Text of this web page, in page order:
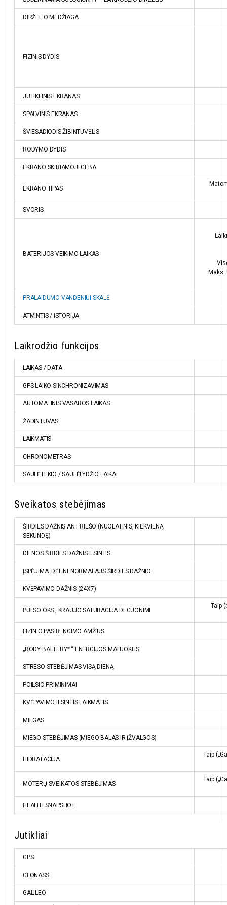
DIRŽELIO MEDŽIAGA
FIZINIS DYDIS
JUTIKLINIS EKRANAS
SPALVINIS EKRANAS
ŠVIESADIODIS ŽIBINTUVĖLIS
RODYMO DYDIS
EKRANO SKIRIAMOJI GEBA
EKRANO TIPAS
SVORIS
BATERIJOS VEIKIMO LAIKAS
Maks.
PRALAIDUMO VANDENIUI SKALĖ
ATMINTIS / ISTORIJA
Laikrodžio funkcijos
LAIKAS / DATA
GPS LAIKO SINCHRONIZAVIMAS
AUTOMATINIS VASAROS LAIKAS
ŽADINTUVAS
LAIKMATIS
CHRONOMETRAS
SAULĖTEKIO / SAULĖLYDŽIO LAIKAI
Sveikatos stebėjimas
ŠIRDIES DAŽNIS ANT RIEŠO (NUOLATINIS, KIEKVIENĄ
SEKUNDĘ)
DIENOS ŠIRDIES DAŽNIS ILSINTIS
ĮSPĖJIMAI DĖL NENORMALAUS ŠIRDIES DAŽNIO
KVĖPAVIMO DAŽNIS (24X7)
PULSO OKS., KRAUJO SATURACIJA DEGUONIMI
Taip
FIZINIO PASIRENGIMO AMŽIUS
„BODY BATTERY™“ ENERGIJOS MATUOKLIS
STRESO STEBĖJIMAS VISĄ DIENĄ
POILSIO PRIMINIMAI
KVĖPAVIMO ILSINTIS LAIKMATIS
MIEGAS
MIEGO STEBĖJIMAS (MIEGO BALAS IR ĮŽVALGOS)
HIDRATACIJA
Taip
MOTERŲ SVEIKATOS STEBĖJIMAS
Taip
HEALTH SNAPSHOT
Jutikliai
GPS
GLONASS
GALILEO